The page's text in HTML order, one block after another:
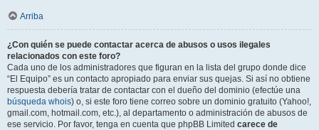
Arriba
¿Con quién se puede contactar acerca de abusos o usos ilegales
relacionados con este foro?
Cada uno de los administradores que figuran en la lista del grupo donde dice
“El Equipo” es un contacto apropiado para enviar sus quejas. Si así no obtiene
respuesta debería tratar de contactar con el dueño del dominio (efectúe una
búsqueda whois) o, si este foro tiene correo sobre un dominio gratuito (Yahoo!,
gmail.com, hotmail.com, etc.), al departamento o administración de abusos de
ese servicio. Por favor, tenga en cuenta que phpBB Limited carece de